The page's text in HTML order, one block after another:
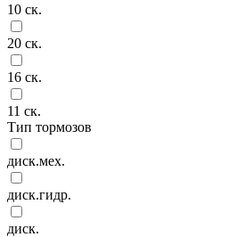
10 ск.
20 ск.
16 ск.
11 ск.
Тип тормозов
диск.мех.
диск.гидр.
диск.